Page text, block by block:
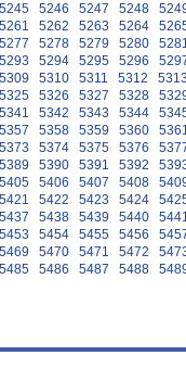
5245 5246 5247 5248
5261 5262 5263 5264
5277 5278 5279 5280
5293 5294 5295 5296
5309 5310 5311 5312
5325 5326 5327 5328
5341 5342 5343 5344
5357 5358 5359 5360
5373 5374 5375 5376
5389 5390 5391 5392
5405 5406 5407 5408
5421 5422 5423 5424
5437 5438 5439 5440
5453 5454 5455 5456
5469 5470 5471 5472
5485 5486 5487 5488